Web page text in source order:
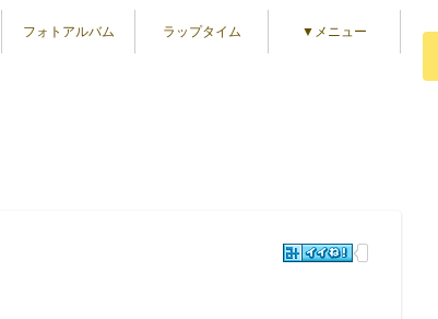
フォトアルバム ラップタイム ▼メニュー